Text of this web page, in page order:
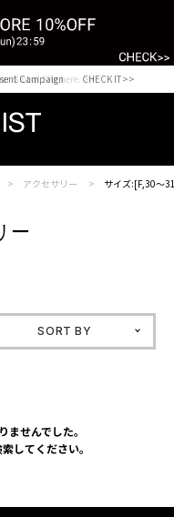
Global Site here. >>
Campaign CHECK IT>>
アクセサリー サイズ:[F,30～
ー
SORT BY
せんでした。
してください。